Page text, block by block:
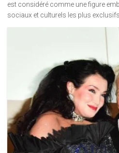
est considéré comme une figure
sociaux et culturels les plus